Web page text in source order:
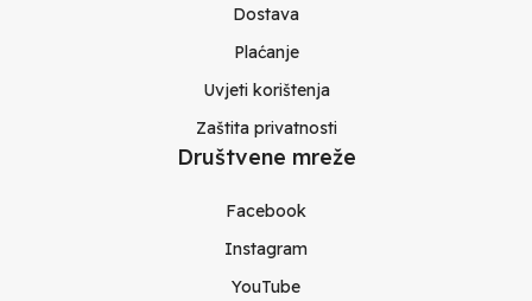
Dostava
Plaćanje
Uvjeti korištenja
Zaštita privatnosti
Društvene mreže
Facebook
Instagram
YouTube